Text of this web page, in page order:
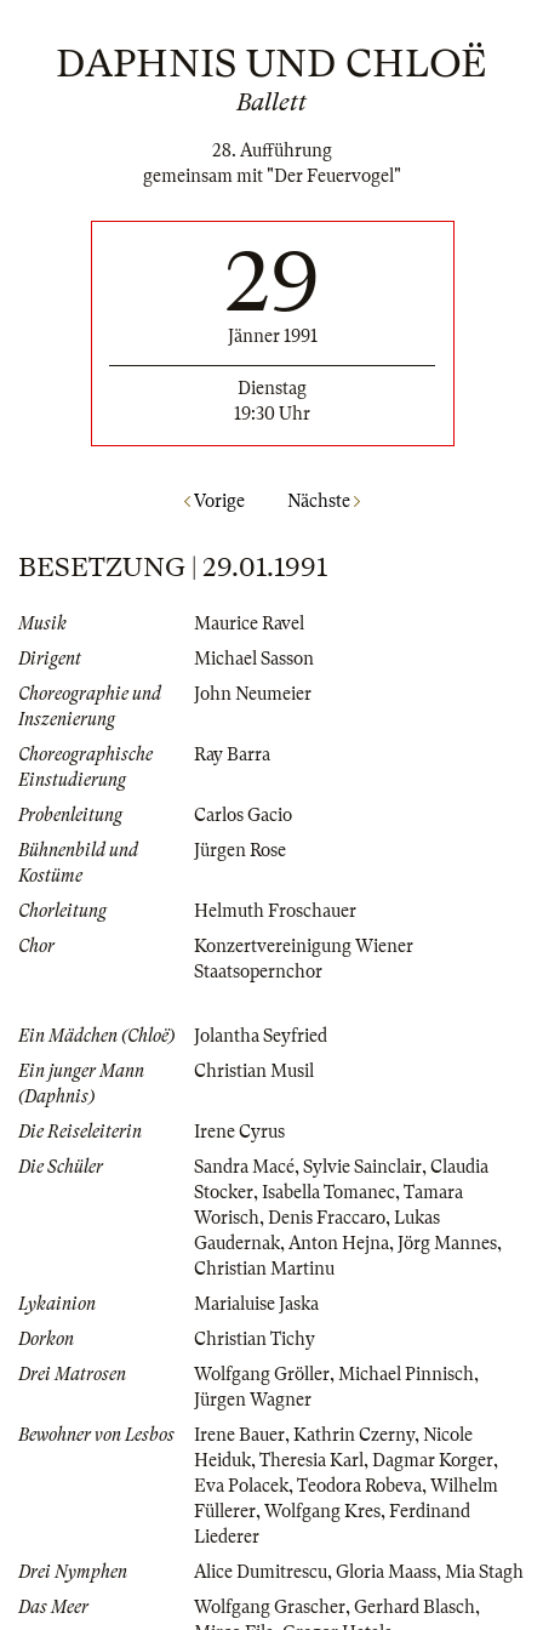
DAPHNIS UND CHLOË
Ballett
28. Aufführung
gemeinsam mit "Der Feuervogel"
29
Jänner 1991
Dienstag
19:30 Uhr
Vorige Nächste
BESETZUNG | 29.01.1991
Musik
Maurice Ravel
Dirigent
Michael Sasson
Choreographie und
Inszenierung
John Neumeier
Choreographische
Einstudierung
Ray Barra
Probenleitung
Carlos Gacio
Bühnenbild und
Kostüme
Jürgen Rose
Chorleitung
Helmuth Froschauer
Chor
Konzertvereinigung Wiener
Staatsopernchor
Ein Mädchen (Chloë)
Jolantha Seyfried
Ein junger Mann
(Daphnis)
Christian Musil
Die Reiseleiterin
Irene Cyrus
Die Schüler
Sandra Macé, Sylvie Sainclair, Claudia
Stocker, Isabella Tomanec, Tamara
Worisch, Denis Fraccaro, Lukas
Gaudernak, Anton Hejna, Jörg Mannes,
Christian Martinu
Lykainion
Marialuise Jaska
Dorkon
Christian Tichy
Drei Matrosen
Wolfgang Gröller, Michael Pinnisch,
Jürgen Wagner
Bewohner von Lesbos
Irene Bauer, Kathrin Czerny, Nicole
Heiduk, Theresia Karl , Dagmar Korger,
Eva Polacek, Teodora Robeva, Wilhelm
Füllerer, Wolfgang Kres, Ferdinand
Liederer
Drei Nymphen
Alice Dumitrescu, Gloria Maass, Mia Stagh
Das Meer
Wolfgang Grascher, Gerhard Blasch,